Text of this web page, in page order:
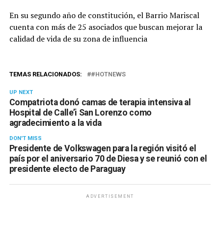
En su segundo año de constitución, el Barrio Mariscal
cuenta con más de 25 asociados que buscan mejorar la
calidad de vida de su zona de influencia
TEMAS RELACIONADOS: #HOTNEWS
UP NEXT
Compatriota donó camas de terapia intensiva al
Hospital de Calle’i San Lorenzo como
agradecimiento a la vida
DON'T MISS
Presidente de Volkswagen para la región visitó el
país por el aniversario 70 de Diesa y se reunió con el
presidente electo de Paraguay
ADVERTISEMENT